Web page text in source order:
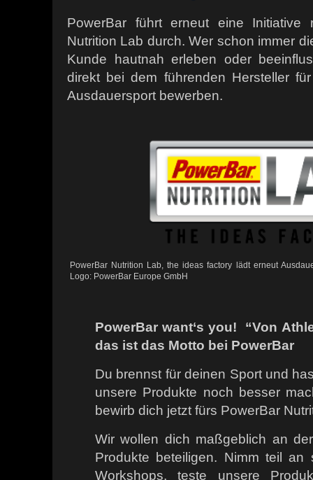
PowerBar führt erneut eine Initiative
Nutrition Lab durch. Wer schon immer
Kunde hautnah erleben oder
direkt bei dem führenden Hersteller
Ausdauersport bewerben.
PowerBar Nutrition Lab, the ideas factory lädt erneut
Logo: PowerBar Europe GmbH
PowerBar want‘s you! “Von
das ist das Motto bei PowerBar
Du brennst für deinen Sport und
unsere Produkte noch besser
bewirb dich jetzt fürs PowerBar
Wir wollen dich maßgeblich an
Produkte beteiligen. Nimm teil an
Workshops, teste unsere